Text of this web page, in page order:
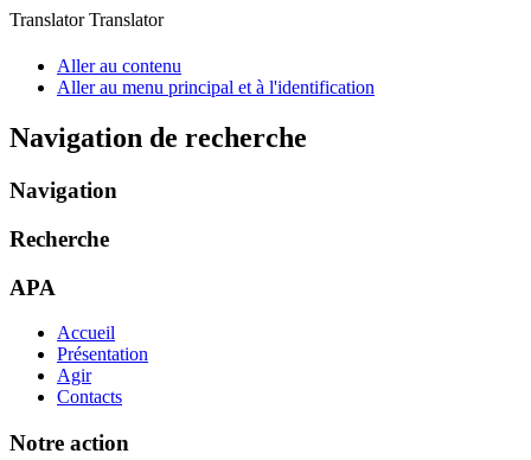
Translator Translator
Aller au contenu
Aller au menu principal et à l'identification
Navigation de recherche
Navigation
Recherche
APA
Accueil
Présentation
Agir
Contacts
Notre action